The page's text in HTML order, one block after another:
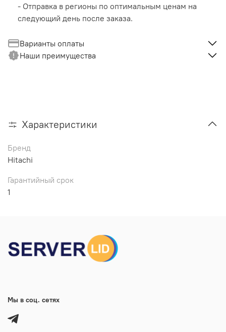
- Отправка в регионы по оптимальным ценам на
следующий день после заказа.
Варианты оплаты
Наши преимущества
Характеристики
Бренд
Hitachi
Гарантийный срок
1
Мы в соц. сетях